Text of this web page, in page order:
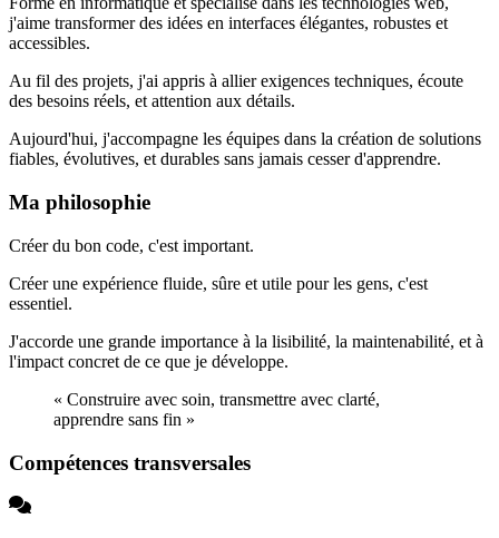
j'aime transformer des idées en interfaces élégantes, robustes et
accessibles.
Au fil des projets, j'ai appris à allier exigences techniques, écoute
des besoins réels, et attention aux détails.
Aujourd'hui, j'accompagne les équipes dans la création de solutions
fiables, évolutives, et durables sans jamais cesser d'apprendre.
Ma philosophie
Créer du bon code, c'est important.
Créer une expérience fluide, sûre et utile pour les gens, c'est
essentiel.
J'accorde une grande importance à la lisibilité, la maintenabilité, et à
l'impact concret de ce que je développe.
« Construire avec soin, transmettre avec clarté,
apprendre sans fin »
Compétences transversales